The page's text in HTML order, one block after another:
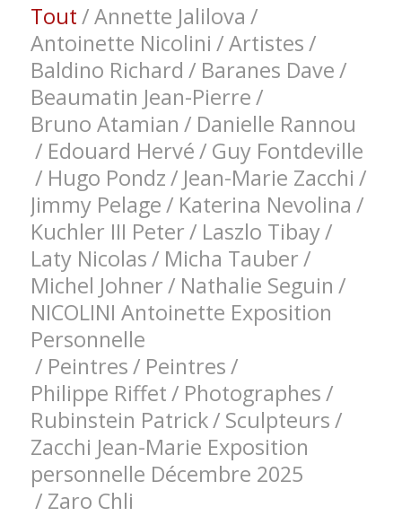
Tout/Annette Jalilova /
Antoinette Nicolini /Artistes/
Baldino Richard / Baranes Dave/
Beaumatin Jean-Pierre/
Bruno Atamian / Danielle Rannou
/ Edouard Hervé/ Guy Fontdeville
/ Hugo Pondz/ Jean-Marie Zacchi /
Jimmy Pelage/ Katerina Nevolina /
Kuchler III Peter/ Laszlo Tibay/
Laty Nicolas/ Micha Tauber/
Michel Johner/ Nathalie Seguin /
NICOLINI Antoinette Exposition
Personnelle
/ Peintres/ Peintres/
Philippe Riffet/ Photographes/
Rubinstein Patrick/ Sculpteurs/
Zacchi Jean-Marie Exposition
personnelle Décembre 2025
/ Zaro Chli